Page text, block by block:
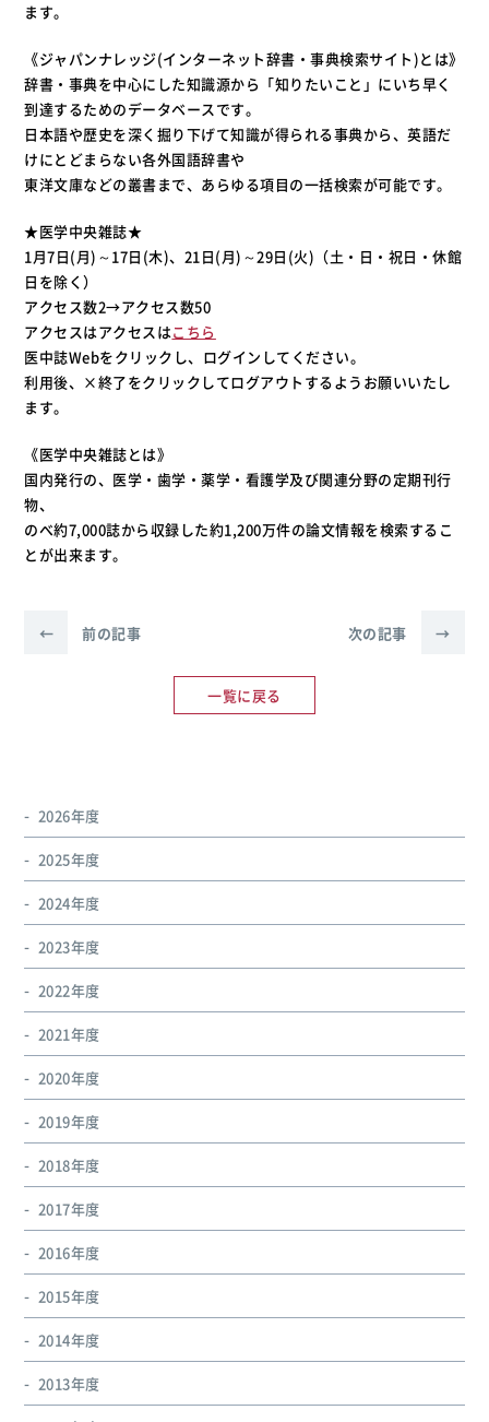
ます。
《ジャパンナレッジ(インターネット辞書・事典検索サイト)とは》
辞書・事典を中心にした知識源から「知りたいこと」にいち早く
到達するためのデータベースです。
日本語や歴史を深く掘り下げて知識が得られる事典から、英語だ
けにとどまらない各外国語辞書や
東洋文庫などの叢書まで、あらゆる項目の一括検索が可能です。
★医学中央雑誌★
1月7日(月)～17日(木)、21日(月)～29日(火)（土・日・祝日・休館
日を除く）
アクセス数2→アクセス数50
アクセスはアクセスはこちら
医中誌Webをクリックし、ログインしてください。
利用後、×終了をクリックしてログアウトするようお願いいたし
ます。
《医学中央雑誌とは》
国内発行の、医学・歯学・薬学・看護学及び関連分野の定期刊行
物、
のべ約7,000誌から収録した約1,200万件の論文情報を検索するこ
とが出来ます。
← 前の記事
一覧に戻る
次の記事 →
2026年度
2025年度
2024年度
2023年度
2022年度
2021年度
2020年度
2019年度
2018年度
2017年度
2016年度
2015年度
2014年度
2013年度